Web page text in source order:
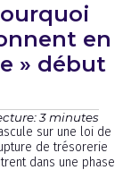
en
» début
3 minutes
sur une loi de
de trésorerie
dans une phase